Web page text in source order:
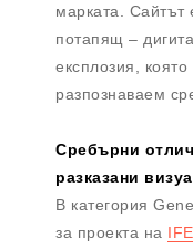
марката. Сайтът
потапящ –
експлозия,
разпознаваем
Сребърни
разказани
В категория
за проекта на